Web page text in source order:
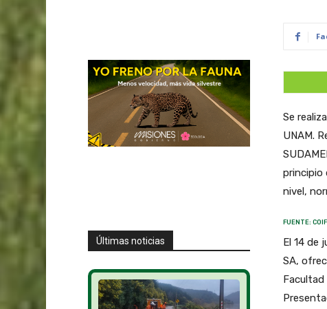
Últimas noticias
Se
UNAM.
principio
nivel,
FUENTE:
El 14 de
SA,
Facultad